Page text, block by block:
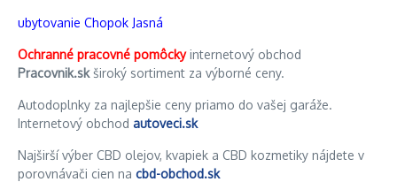
ubytovanie Chopok Jasná
Ochranné pracovné pomôckyinternetový obchod
Pracovnik.skširoký sortiment za výborné ceny.
Autodoplnky za najlepšie ceny priamo do vašej garáže.
Internetový obchod autoveci.sk
Najširší výber CBD olejov, kvapiek a CBD kozmetiky nájdete v
porovnávači cien na cbd-obchod.sk